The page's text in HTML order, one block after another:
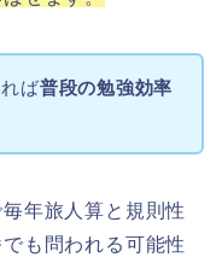
ば普段の勉強効率
年旅人算と規則性
も問われる可能性